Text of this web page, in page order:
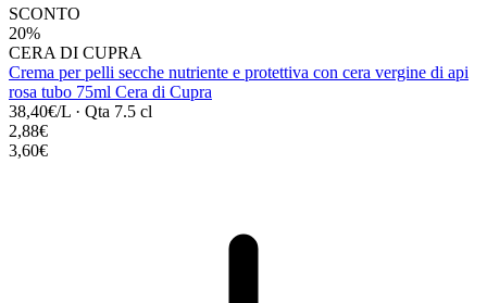
SCONTO
20%
CERA DI CUPRA
Crema per pelli secche nutriente e protettiva con cera vergine di api
rosa tubo 75ml Cera di Cupra
38,40€/L · Qta 7.5 cl
2,88€
3,60€